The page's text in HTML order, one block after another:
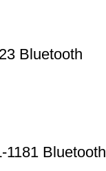
Bluetooth
1181 Bluetooth